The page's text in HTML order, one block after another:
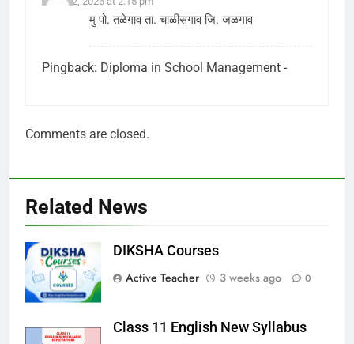
मु पो. तळेगाव ता. चाळीसगाव जि. जळगाव
Pingback: Diploma in School Management -
Comments are closed.
Related News
DIKSHA Courses
Active Teacher
3 weeks ago 0
Class 11 English New Syllabus